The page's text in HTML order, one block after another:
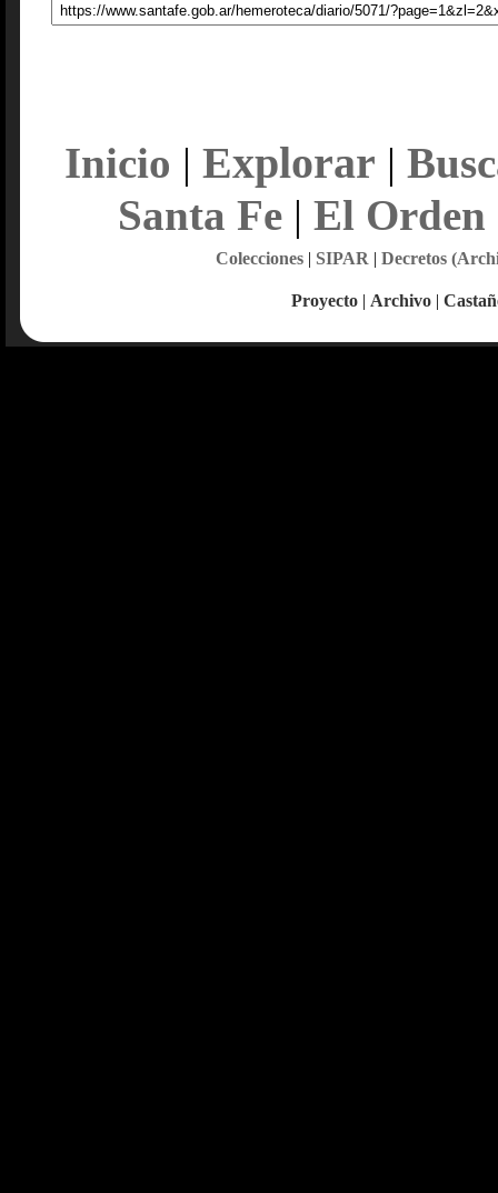
Inicio | Explorar |
Santa Fe| El Orden
Colecciones| SIPAR | Decretos
Proyecto | Archivo |